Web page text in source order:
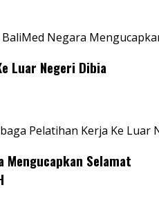
BaliMed Negara
Luar Negeri Dibia
Pelatihan Kerja Ke Luar
Mengucapkan Selamat